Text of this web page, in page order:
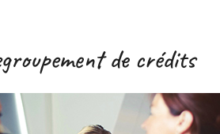
de crédits